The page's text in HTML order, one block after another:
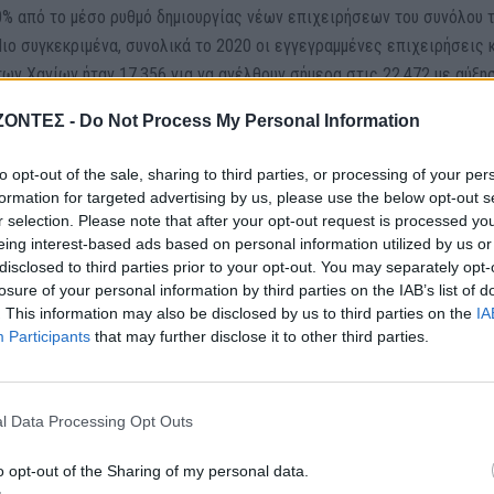
- Do Not Process My Personal Information
opt-out of the sale, sharing to third parties, or processing of your
for targeted advertising by us, please use the below opt-out
selection. Please note that after your opt-out request is processed
interest-based ads based on personal information utilized by us
to third parties prior to your opt-out. You may separately
of your personal information by third parties on the IAB’s list of
This information may also be disclosed by us to third parties on the
Participants that may further disclose it to other third parties.
Data Processing Opt Outs
opt-out of the Sharing of my personal data.
από το μέσο ρυθμό δημιουργίας νέων επιχειρήσεων του συνόλου
συγκεκριμένα, συνολικά το 2020 οι εγγεγραμμένες επιχειρήσεις
Χανίων ήταν 17.356 για να ανέλθουν σήμερα στις 22.472 με
της MRB «σκιαγραφεί» τον πολίτη της Κρήτης με έντονο
καθώς το 61% των συμπατριωτών μου δηλώνει ότι θα
41,7% πανελλαδικά. Αξίζει να σημειωθεί ότι το 51,4% των
άνετα στις υποχρεώσεις του με τη Φτώχεια να βρίσκεται
όρου (ΕΛΣΤΑΤ).
ο μέσος ρυθμός αύξησης του Α.Ε.Π. της Κρήτης την περίοδο
3,2% της χώρας συνολικά. Στην Οικονομία της Κρήτης πλέον η
υπερβαίνει τα 10 δις ευρώ ετησίως. Στο νησί περισσότερο
(Α.Ε.Π.) παράγεται από τον κλάδο του Τουρισμού, ποσοστό που
που προέρχεται από τον Τουρισμό. Όταν προστίθεται και το
τομέας της Κρήτης αγγίζει το 80%!